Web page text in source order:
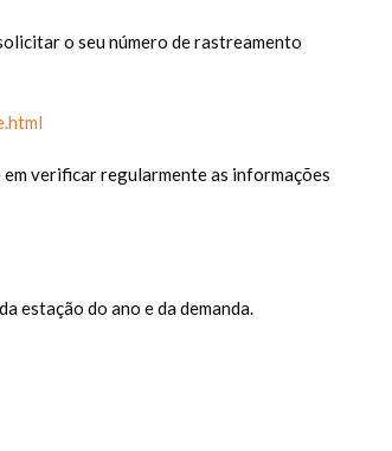
o seu número de rastreamento
verificar regularmente as informações
estação do ano e da demanda.